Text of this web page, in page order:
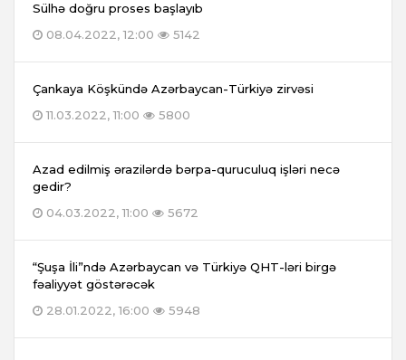
Sülhə doğru proses başlayıb
08.04.2022, 12:00
5142
Çankaya Köşkündə Azərbaycan-Türkiyə zirvəsi
11.03.2022, 11:00
5800
Azad edilmiş ərazilərdə bərpa-quruculuq işləri necə
gedir?
04.03.2022, 11:00
5672
“Şuşa İli”ndə Azərbaycan və Türkiyə QHT-ləri birgə
fəaliyyət göstərəcək
28.01.2022, 16:00
5948